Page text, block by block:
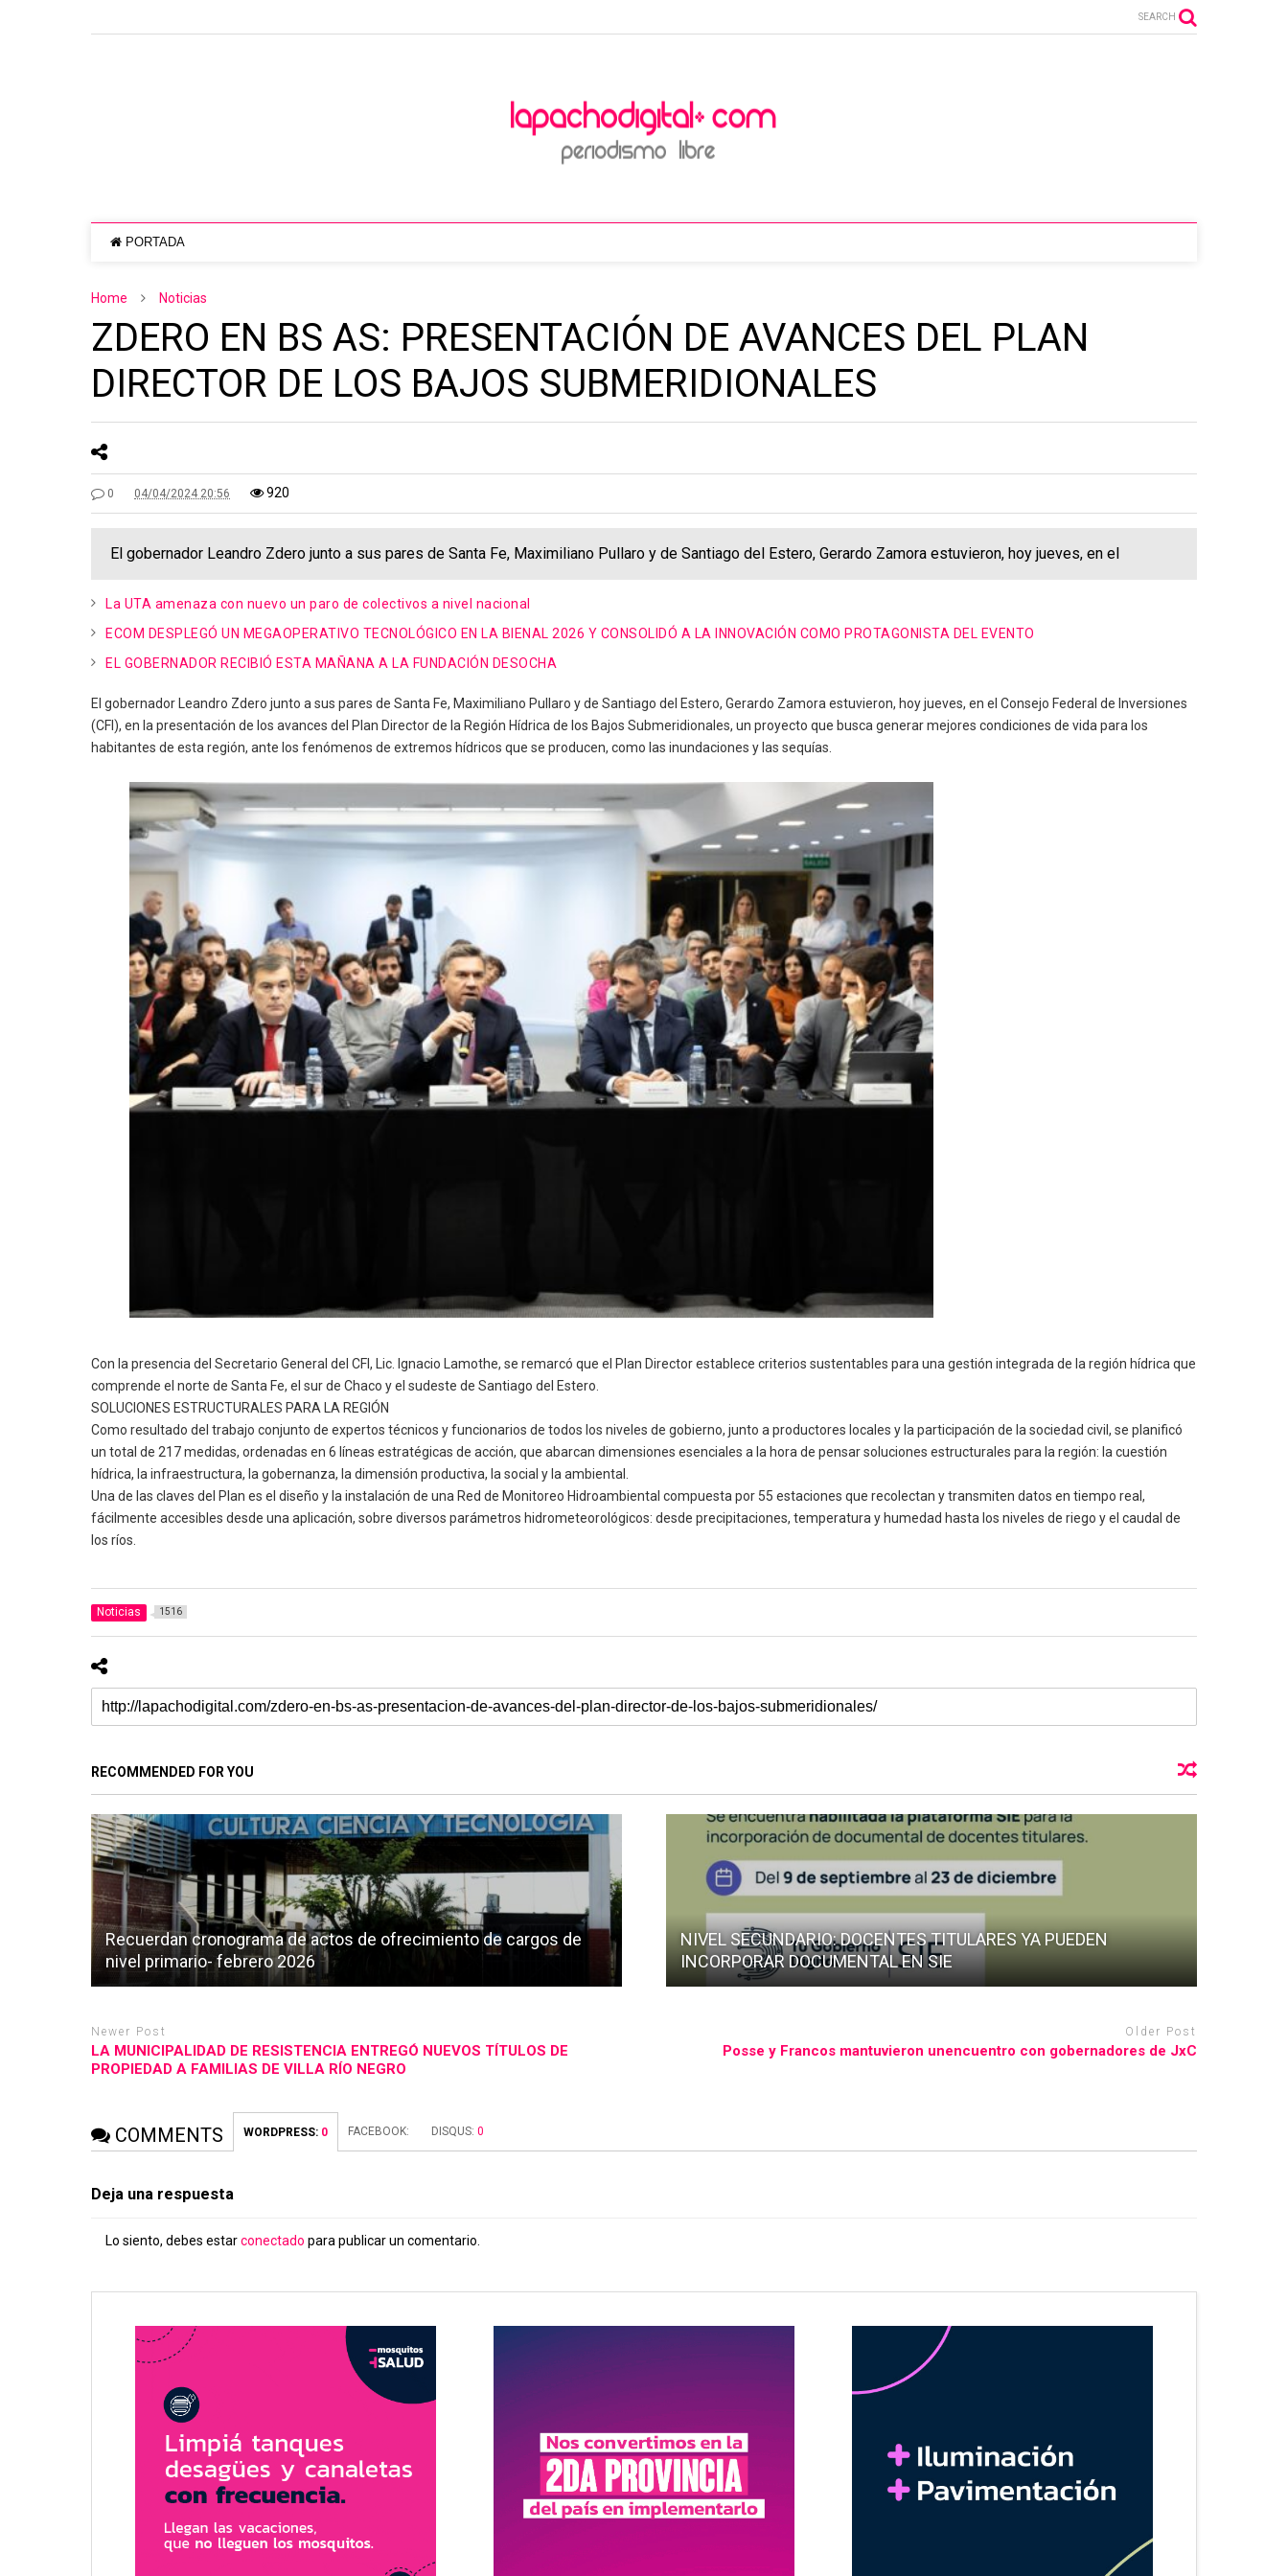
SEARCH
PORTADA
Home Noticias
ZDERO EN BS AS: PRESENTACIÓN DE AVANCES DEL PLAN
DIRECTOR DE LOS BAJOS SUBMERIDIONALES
0 04/04/2024 20:56 920
El gobernador Leandro Zdero junto a sus pares de Santa Fe, Maximiliano Pullaro y de Santiago del Estero, Gerardo Zamora estuvieron, hoy jueves, en el
La UTA amenaza con nuevo un paro de colectivos a nivel nacional
ECOM DESPLEGÓ UN MEGAOPERATIVO TECNOLÓGICO EN LA BIENAL 2026 Y CONSOLIDÓ A LA INNOVACIÓN COMO PROTAGONISTA DEL EVENTO
EL GOBERNADOR RECIBIÓ ESTA MAÑANA A LA FUNDACIÓN DESOCHA
El gobernador Leandro Zdero junto a sus pares de Santa Fe, Maximiliano Pullaro y de Santiago del Estero, Gerardo Zamora estuvieron, hoy jueves, en el Consejo Federal de Inversiones
(CFI), en la presentación de los avances del Plan Director de la Región Hídrica de los Bajos Submeridionales, un proyecto que busca generar mejores condiciones de vida para los
habitantes de esta región, ante los fenómenos de extremos hídricos que se producen, como las inundaciones y las sequías.
Con la presencia del Secretario General del CFI, Lic. Ignacio Lamothe, se remarcó que el Plan Director establece criterios sustentables para una gestión integrada de la región hídrica que
comprende el norte de Santa Fe, el sur de Chaco y el sudeste de Santiago del Estero.
SOLUCIONES ESTRUCTURALES PARA LA REGIÓN
Como resultado del trabajo conjunto de expertos técnicos y funcionarios de todos los niveles de gobierno, junto a productores locales y la participación de la sociedad civil, se planificó
un total de 217 medidas, ordenadas en 6 líneas estratégicas de acción, que abarcan dimensiones esenciales a la hora de pensar soluciones estructurales para la región: la cuestión
hídrica, la infraestructura, la gobernanza, la dimensión productiva, la social y la ambiental.
Una de las claves del Plan es el diseño y la instalación de una Red de Monitoreo Hidroambiental compuesta por 55 estaciones que recolectan y transmiten datos en tiempo real,
fácilmente accesibles desde una aplicación, sobre diversos parámetros hidrometeorológicos: desde precipitaciones, temperatura y humedad hasta los niveles de riego y el caudal de
los ríos.
Noticias 1516
RECOMMENDED FOR YOU
Recuerdan cronograma de actos de ofrecimiento de cargos de
nivel primario- febrero 2026
NIVEL SECUNDARIO: DOCENTES TITULARES YA PUEDEN
INCORPORAR DOCUMENTAL EN SIE
Newer Post
LA MUNICIPALIDAD DE RESISTENCIA ENTREGÓ NUEVOS TÍTULOS DE
PROPIEDAD A FAMILIAS DE VILLA RÍO NEGRO
Older Post
Posse y Francos mantuvieron unencuentro con gobernadores de JxC
COMMENTS WORDPRESS: 0 FACEBOOK: DISQUS:0
Deja una respuesta
Lo siento, debes estarconectado para publicar un comentario.